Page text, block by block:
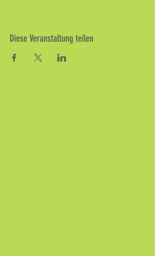
Diese Veranstaltung teilen